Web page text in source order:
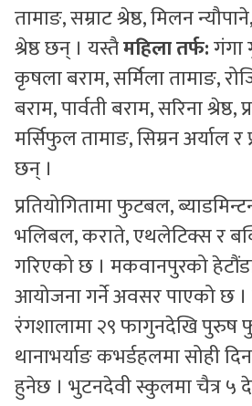
तामाङ, सम्राट श्रेष्ठ, मिलन
श्रेष्ठ छन् । यस्तैमहिलातर्फ:गंगा
कृषला बराम, सर्मिला तामाङ,
बराम, पार्वती बराम, सरिना श्रेष्ठ,
मर्सिफुल तामाङ, सिम्रन अर्याल र
छन् ।
प्रतियोगितामा फुटबल,
भलिबल, कराते, एथलेटिक्स र
गरिएको छ । मकवानपुरको
आयोजना गर्ने अवसर पाएको छ ।
रंगशालामा २९ फागुनदेखि
थानाभर्याङ कभर्डहलमा सोही
हुनेछ । भुटनदेवी स्कुलमा चैत्र ५